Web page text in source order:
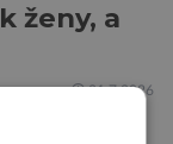
ženy, a
31.7.2026
s